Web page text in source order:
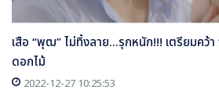
เสือ “พุฒ” ไม่ทิ้งลาย...รุกหนัก!!! เตรียมคว้
ดอกไม้
2022-12-27 10:25:53